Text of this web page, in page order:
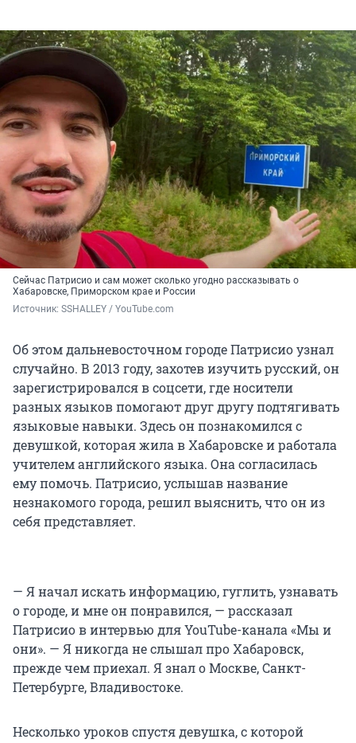
Сейчас Патрисио и сам может сколько угодно рассказывать о
Хабаровске, Приморском крае и России
Источник: SSHALLEY / YouTube.com
Об этом дальневосточном городе Патрисио узнал
случайно. В 2013 году, захотев изучить русский, он
зарегистрировался в соцсети, где носители
разных языков помогают друг другу подтягивать
языковые навыки. Здесь он познакомился с
девушкой, которая жила в Хабаровске и работала
учителем английского языка. Она согласилась
ему помочь. Патрисио, услышав название
незнакомого города, решил выяснить, что он из
себя представляет.
— Я начал искать информацию, гуглить, узнавать
о городе, и мне он понравился, — рассказал
Патрисио в интервью для YouTube-канала «Мы и
они». — Я никогда не слышал про Хабаровск,
прежде чем приехал. Я знал о Москве, Санкт-
Петербурге, Владивостоке.
Несколько уроков спустя девушка, с которой